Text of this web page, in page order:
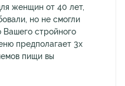
женщин от 40 лет,
но не смогли
Вашего стройного
предполагает 3х
пищи вы